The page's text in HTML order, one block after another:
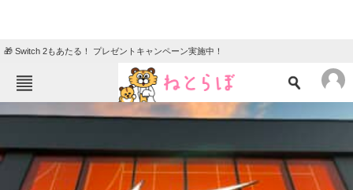
🎁 Switch 2もあたる！ プレゼントキャンペーン実施中！
エンタメ クイズ